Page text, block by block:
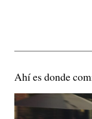
Ahí es donde